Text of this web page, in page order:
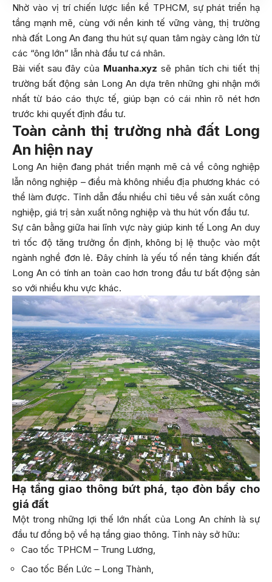
Nhờ vào vị trí chiến lược liền kề TPHCM, sự phát triển hạ
tầng mạnh mẽ, cùng với nền kinh tế vững vàng, thị trường
nhà đất Long An đang thu hút sự quan tâm ngày càng lớn từ
các “ông lớn” lẫn nhà đầu tư cá nhân.
Bài viết sau đây của Muanha.xyz sẽ phân tích chi tiết thị
trường bất động sản Long An dựa trên những ghi nhận mới
nhất từ báo cáo thực tế, giúp bạn có cái nhìn rõ nét hơn
trước khi quyết định đầu tư.
Toàn cảnh thị trường nhà đất Long
An hiện nay
Long An hiện đang phát triển mạnh mẽ cả về công nghiệp
lẫn nông nghiệp – điều mà không nhiều địa phương khác có
thể làm được. Tỉnh dẫn đầu nhiều chỉ tiêu về sản xuất công
nghiệp, giá trị sản xuất nông nghiệp và thu hút vốn đầu tư.
Sự cân bằng giữa hai lĩnh vực này giúp kinh tế Long An duy
trì tốc độ tăng trưởng ổn định, không bị lệ thuộc vào một
ngành nghề đơn lẻ. Đây chính là yếu tố nền tảng khiến đất
Long An có tính an toàn cao hơn trong đầu tư bất động sản
so với nhiều khu vực khác.
Hạ tầng giao thông bứt phá, tạo đòn bẩy cho
giá đất
Một trong những lợi thế lớn nhất của Long An chính là sự
đầu tư đồng bộ về hạ tầng giao thông. Tỉnh này sở hữu:
Cao tốc TPHCM – Trung Lương,
Cao tốc Bến Lức – Long Thành,